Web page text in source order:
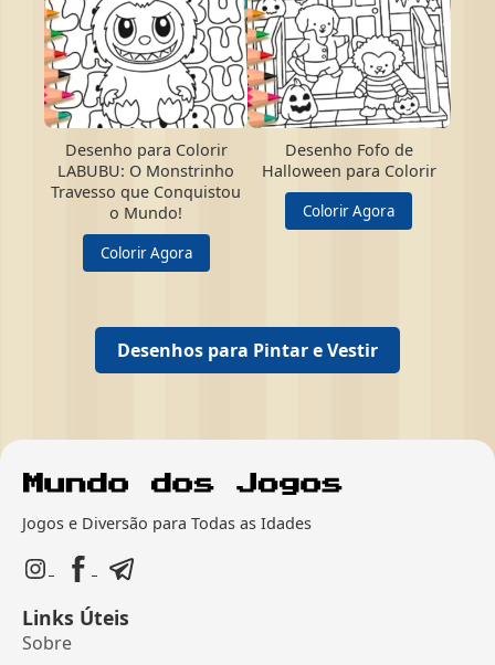
Desenho para Colorir
LABUBU: O Monstrinho
Travesso que Conquistou
o Mundo!
Colorir Agora
Desenho Fofo de
Halloween para Colorir
Colorir Agora
Desenhos para Pintar e Vestir
Jogos e Diversão para Todas as Idades
Links Úteis
Sobre